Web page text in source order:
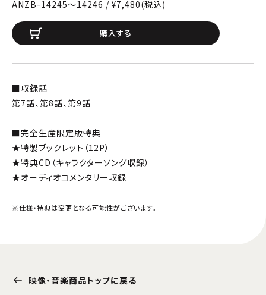
ANZB-14245〜14246 / ¥7,480(税込)
購入する
■収録話
第7話、第8話、第9話
■完全生産限定版特典
★特製ブックレット（12P）
★特典CD（キャラクターソング収録）
★オーディオコメンタリー収録
※仕様・特典は変更となる可能性がございます。
映像・音楽商品トップに戻る